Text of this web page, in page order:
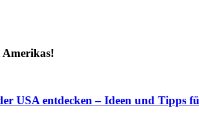
Amerikas!
USA entdecken – Ideen und Tipps